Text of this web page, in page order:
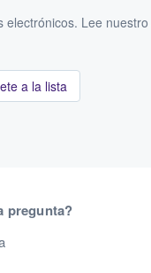
electrónicos. Lee nuestro
a la lista
pregunta?